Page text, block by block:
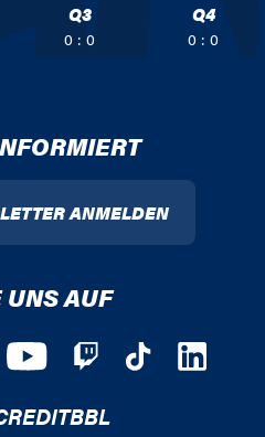
Q3
0 : 0
Q4
0 : 0
ANMELDEN
UNS AUF